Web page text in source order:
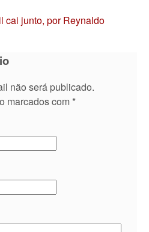
cai junto, por Reynaldo
não será publicado.
marcados com *